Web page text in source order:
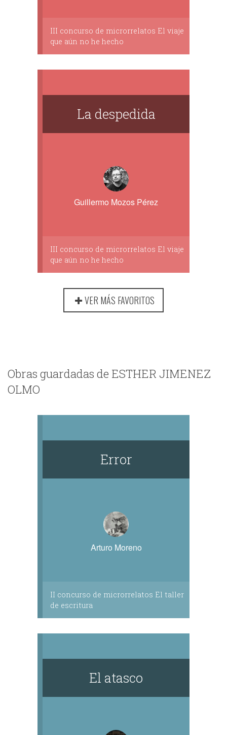
III concurso de microrrelatos El viaje
que aún no he hecho
La despedida
Guillermo Mozos Pérez
III concurso de microrrelatos El viaje
que aún no he hecho
VER MÁS FAVORITOS
Obras guardadas de ESTHER JIMENEZ
OLMO
Error
Arturo Moreno
II concurso de microrrelatos El taller
de escritura
El atasco